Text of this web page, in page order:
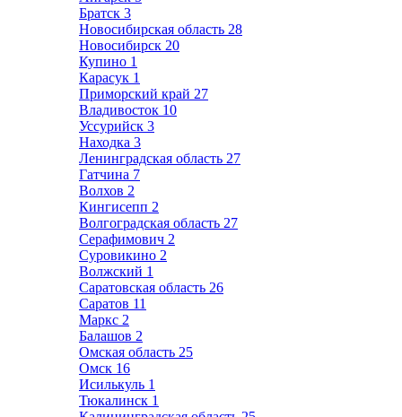
Братск 3
Новосибирская область 28
Новосибирск 20
Купино 1
Карасук 1
Приморский край 27
Владивосток 10
Уссурийск 3
Находка 3
Ленинградская область 27
Гатчина 7
Волхов 2
Кингисепп 2
Волгоградская область 27
Серафимович 2
Суровикино 2
Волжский 1
Саратовская область 26
Саратов 11
Маркс 2
Балашов 2
Омская область 25
Омск 16
Исилькуль 1
Тюкалинск 1